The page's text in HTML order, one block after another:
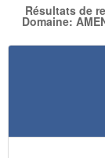
Résultats de
Domaine: